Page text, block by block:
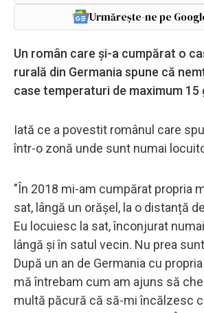
Urmărește-ne pe
Un român care și-a cumpărat o
rurală din Germania spune că
case temperaturi de maximum 15
Iată ce a povestit românul care
într-o zonă unde sunt numai
"În 2018 mi-am cumpărat propria
sat, lângă un orășel, la o distanță
Eu locuiesc la sat, înconjurat
lângă și în satul vecin. Nu prea
După un an de Germania cu
mă întrebam cum am ajuns să
multă păcură că să-mi încălzesc